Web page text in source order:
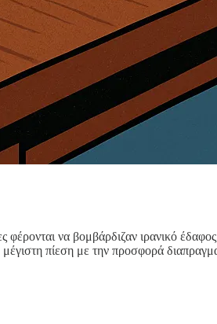
φέρονται να βομβάρδιζαν ιρανικό
πίεση με την προσφορά